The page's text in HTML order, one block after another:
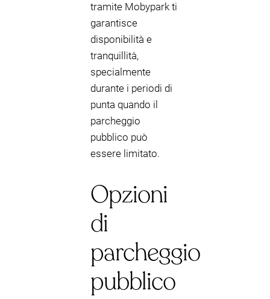
tramite Mobypark ti
garantisce
disponibilità e
tranquillità,
specialmente
durante i periodi di
punta quando il
parcheggio
pubblico può
essere limitato.
Opzioni
di
parcheggio
pubblico